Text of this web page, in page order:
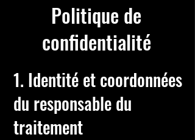
Politique de
confidentialité
1. Identité et coordonnées
du responsable du
traitement